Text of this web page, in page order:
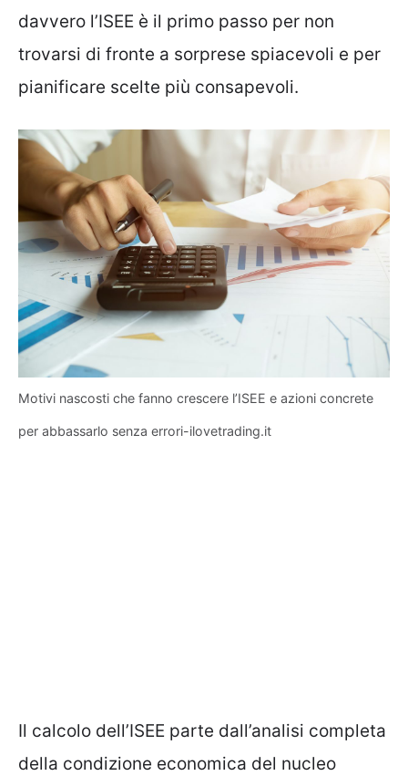
davvero l’ISEE è il primo passo per non
trovarsi di fronte a sorprese spiacevoli e per
pianificare scelte più consapevoli.
Motivi nascosti che fanno crescere l’ISEE e azioni concrete
per abbassarlo senza errori-ilovetrading.it
Il calcolo dell’ISEE parte dall’analisi completa
della condizione economica del nucleo